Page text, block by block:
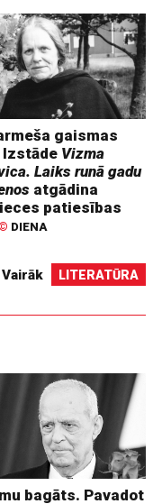
gaismas
Vizma
Laiks runā gadu
atgādina
patiesības
© DIENA
Vairāk LITERATŪRA
bagāts. Pavadot